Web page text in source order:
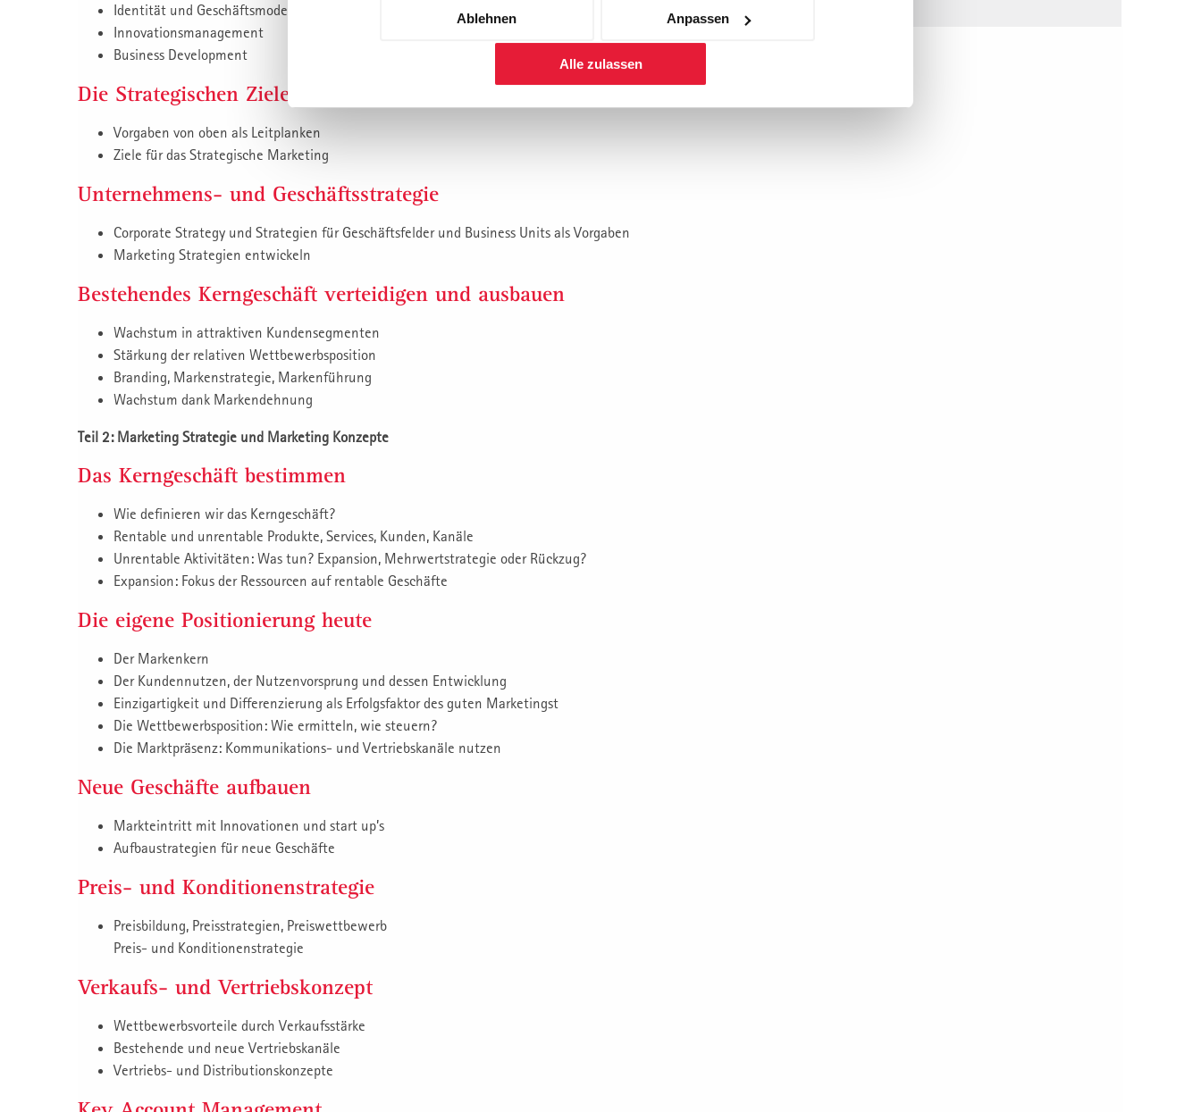
Ablehnen Anpassen
Alle zulassen
Identität und Geschäftsmodell
Innovationsmanagement
Business Development
Die Strategischen Ziele
Vorgaben von oben als Leitplanken
Ziele für das Strategische Marketing
Unternehmens- und Geschäftsstrategie
Corporate Strategy und Strategien für Geschäftsfelder und Business Units als Vorgaben
Marketing Strategien entwickeln
Bestehendes Kerngeschäft verteidigen und ausbauen
Wachstum in attraktiven Kundensegmenten
Stärkung der relativen Wettbewerbsposition
Branding, Markenstrategie, Markenführung
Wachstum dank Markendehnung
Teil 2: Marketing Strategie und Marketing Konzepte
Das Kerngeschäft bestimmen
Wie definieren wir das Kerngeschäft?
Rentable und unrentable Produkte, Services, Kunden, Kanäle
Unrentable Aktivitäten: Was tun? Expansion, Mehrwertstrategie oder Rückzug?
Expansion: Fokus der Ressourcen auf rentable Geschäfte
Die eigene Positionierung heute
Der Markenkern
Der Kundennutzen, der Nutzenvorsprung und dessen Entwicklung
Einzigartigkeit und Differenzierung als Erfolgsfaktor des guten Marketingst
Die Wettbewerbsposition: Wie ermitteln, wie steuern?
Die Marktpräsenz: Kommunikations- und Vertriebskanäle nutzen
Neue Geschäfte aufbauen
Markteintritt mit Innovationen und start up’s
Aufbaustrategien für neue Geschäfte
Preis- und Konditionenstrategie
Preisbildung, Preisstrategien, Preiswettbewerb
Preis- und Konditionenstrategie
Verkaufs- und Vertriebskonzept
Wettbewerbsvorteile durch Verkaufsstärke
Bestehende und neue Vertriebskanäle
Vertriebs- und Distributionskonzepte